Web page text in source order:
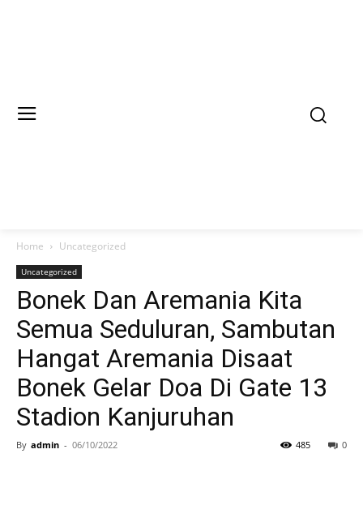
Home Uncategorized
Uncategorized
Bonek Dan Aremania Kita
Semua Seduluran, Sambutan
Hangat Aremania Disaat
Bonek Gelar Doa Di Gate 13
Stadion Kanjuruhan
By admin - 06/10/2022 0
485